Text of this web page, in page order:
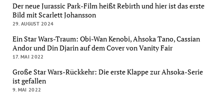
Der neue Jurassic Park-Film heißt Rebirth und hier ist das erste
Bild mit Scarlett Johansson
29. AUGUST 2024
Ein Star Wars-Traum: Obi-Wan Kenobi, Ahsoka Tano, Cassian
Andor und Din Djarin auf dem Cover von Vanity Fair
17. MAI 2022
Große Star Wars-Rückkehr: Die erste Klappe zur Ahsoka-Serie
ist gefallen
9. MAI 2022